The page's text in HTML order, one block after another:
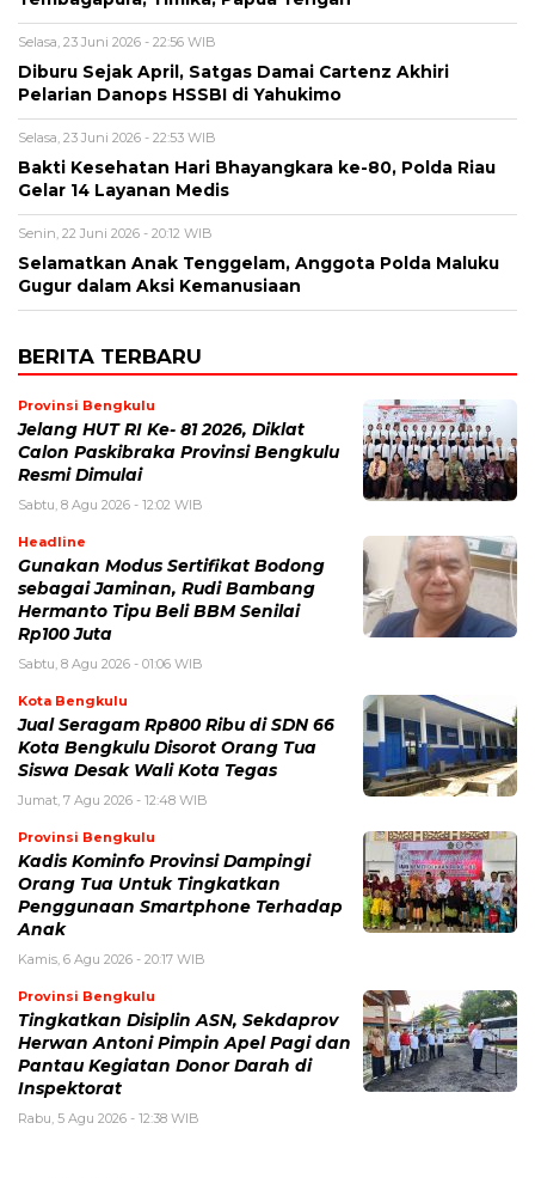
Selasa, 23 Juni 2026 - 22:56 WIB
Diburu Sejak April, Satgas Damai Cartenz Akhiri
Pelarian Danops HSSBI di Yahukimo
Selasa, 23 Juni 2026 - 22:53 WIB
Bakti Kesehatan Hari Bhayangkara ke-80, Polda Riau
Gelar 14 Layanan Medis
Senin, 22 Juni 2026 - 20:12 WIB
Selamatkan Anak Tenggelam, Anggota Polda Maluku
Gugur dalam Aksi Kemanusiaan
BERITA TERBARU
Provinsi Bengkulu
Jelang HUT RI Ke- 81 2026, Diklat
Calon Paskibraka Provinsi Bengkulu
Resmi Dimulai
Sabtu, 8 Agu 2026 - 12:02 WIB
Headline
Gunakan Modus Sertifikat Bodong
sebagai Jaminan, Rudi Bambang
Hermanto Tipu Beli BBM Senilai
Rp100 Juta
Sabtu, 8 Agu 2026 - 01:06 WIB
Kota Bengkulu
Jual Seragam Rp800 Ribu di SDN 66
Kota Bengkulu Disorot Orang Tua
Siswa Desak Wali Kota Tegas
Jumat, 7 Agu 2026 - 12:48 WIB
Provinsi Bengkulu
Kadis Kominfo Provinsi Dampingi
Orang Tua Untuk Tingkatkan
Penggunaan Smartphone Terhadap
Anak
Kamis, 6 Agu 2026 - 20:17 WIB
Provinsi Bengkulu
Tingkatkan Disiplin ASN, Sekdaprov
Herwan Antoni Pimpin Apel Pagi dan
Pantau Kegiatan Donor Darah di
Inspektorat
Rabu, 5 Agu 2026 - 12:38 WIB